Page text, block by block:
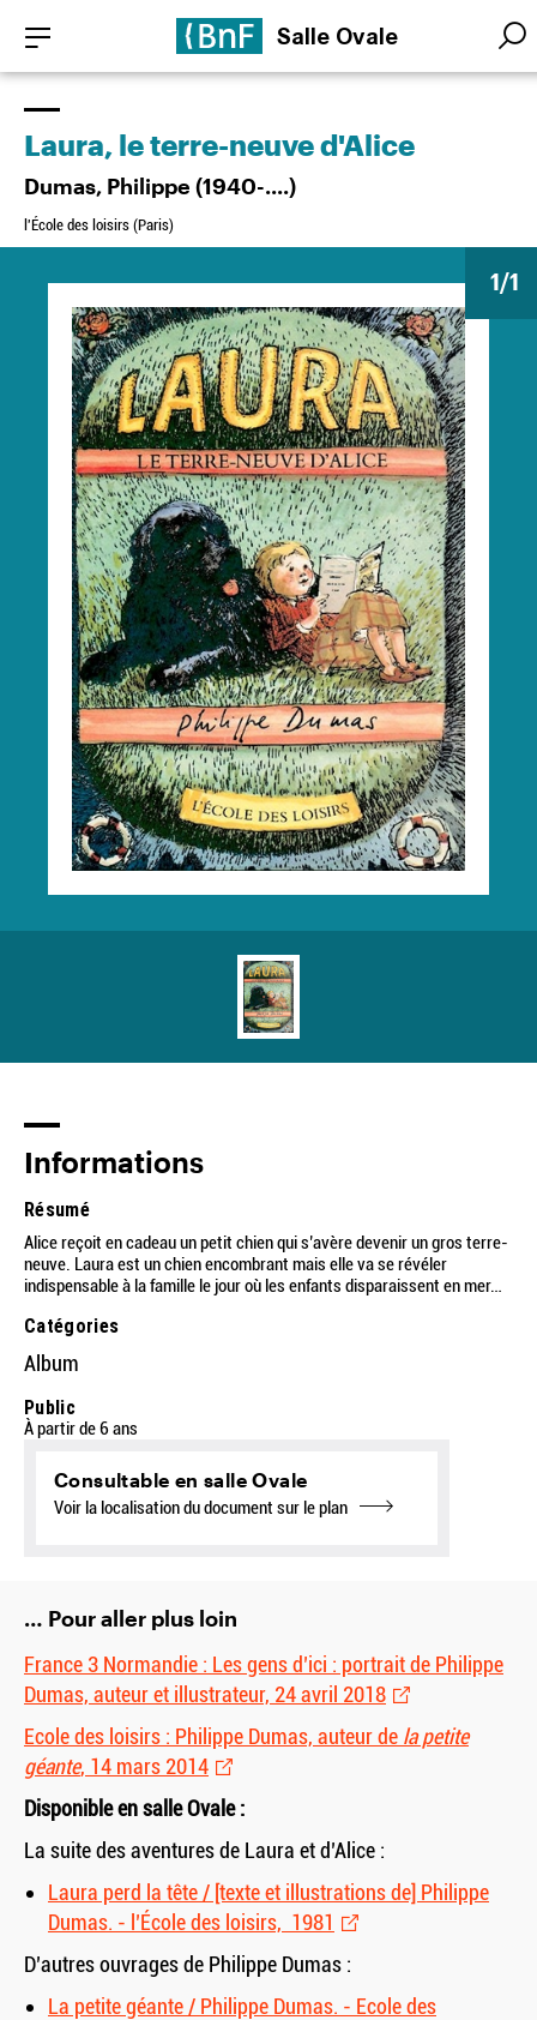
contenu
principal
Salle Ovale
1/1
Laura, le terre-neuve d'Alice
Dumas, Philippe (1940-....)
l'École des loisirs (Paris)
Informations
Résumé
Alice reçoit en cadeau un petit chien qui s’avère devenir un gros terre-
neuve. Laura est un chien encombrant mais elle va se révéler
indispensable à la famille le jour où les enfants disparaissent en mer…
Catégories
Album
Public
À partir de 6 ans
Consultable en salle Ovale
Voir la localisation du document sur le plan
… Pour aller plus loin
France 3 Normandie : Les gens d’ici : portrait de Philippe
Dumas, auteur et illustrateur, 24 avril 2018
Ecole des loisirs : Philippe Dumas, auteur de la petite
géante, 14 mars 2014
Disponible en salle Ovale :
La suite des aventures de Laura et d’Alice :
Laura perd la tête / [texte et illustrations de] Philippe
Dumas. - l’École des loisirs, 1981
D’autres ouvrages de Philippe Dumas :
La petite géante / Philippe Dumas. - Ecole des
Panneau de gestion des cookies